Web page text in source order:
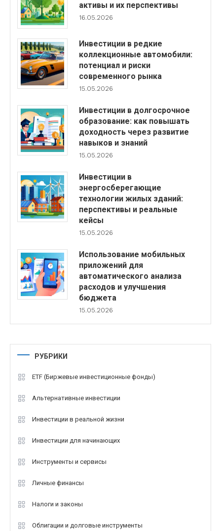
активы и их перспективы
16.05.2026
Инвестиции в редкие
коллекционные автомобили:
потенциал и риски
современного рынка
15.05.2026
Инвестиции в долгосрочное
образование: как повышать
доходность через развитие
навыков и знаний
15.05.2026
Инвестиции в
энергосберегающие
технологии жилых зданий:
перспективы и реальные
кейсы
15.05.2026
Использование мобильных
приложений для
автоматического анализа
расходов и улучшения
бюджета
15.05.2026
РУБРИКИ
ETF (Биржевые инвестиционные фонды)
Альтернативные инвестиции
Инвестиции в реальной жизни
Инвестиции для начинающих
Инструменты и сервисы
Личные финансы
Налоги и законы
Облигации и долговые инструменты